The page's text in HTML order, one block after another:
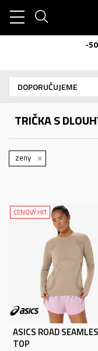
-
TRIČKA S
zeny
CENOVÝ HIT
ASICS ROAD
TOP